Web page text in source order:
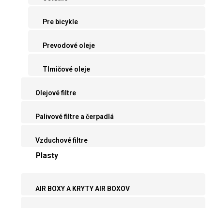
Pre bicykle
Prevodové oleje
Tlmičové oleje
Olejové filtre
Palivové filtre a čerpadlá
Vzduchové filtre
Plasty
AIR BOXY A KRYTY AIR BOXOV